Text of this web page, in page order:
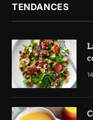
TENDANCES